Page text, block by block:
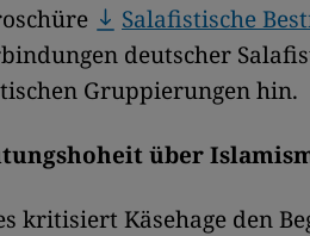
Salafistische
deutscher
Gruppierungen hin.
über
kritisiert Käsehage den